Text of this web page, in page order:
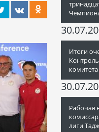
Итоги
Рабочая
лиги